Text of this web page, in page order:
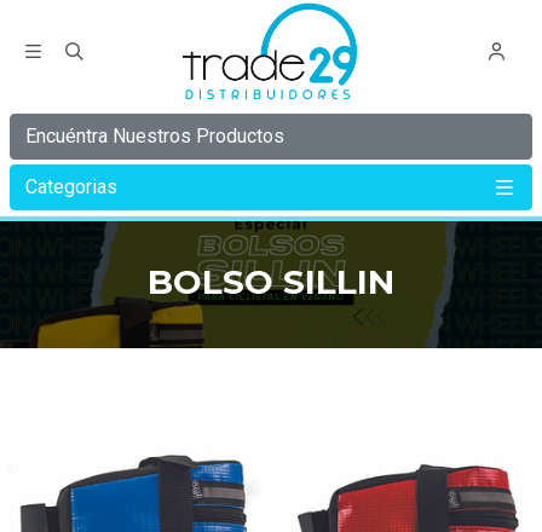
Encuéntra Nuestros Productos
Categorias
BOLSO SILLIN